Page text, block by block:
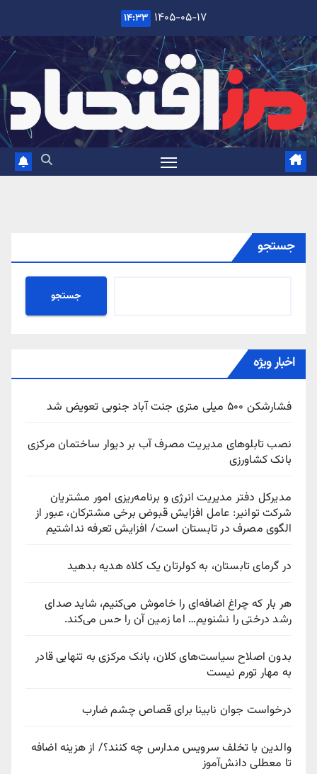
content
۱۴۰۵-۰۵-۱۷ ۱۴:۳۳
جستجو
جستجو
اخبار ویژه
فشارشکن ۵۰۰ میلی متری جنت آباد جنوبی تعویض شد
نصب تابلوهای مدیریت مصرف آب بر دیوار ساختمان مرکزی
بانک کشاورزی
مدیرکل دفتر مدیریت انرژی و برنامه‌ریزی امور مشتریان
شرکت توانیر: عامل افزایش قبوض برخی مشترکان، عبور از
الگوی مصرف در تابستان است/ افزایش تعرفه نداشتیم
در گرمای تابستان، به کولرتان یک کلاه هدیه بدهید
هر بار که چراغ اضافه‌ای را خاموش می‌کنیم، شاید صدای
رشد درختی را نشنویم… اما زمین آن را حس می‌کند.
بدون اصلاح سیاست‌های کلان، بانک مرکزی به تنهایی قادر
به مهار تورم نیست
درخواست جوان نابینا برای قصاص چشم ضارب
والدین با تخلف سرویس مدارس چه کنند؟/ از هزینه اضافه
تا معطلی دانش‌آموز